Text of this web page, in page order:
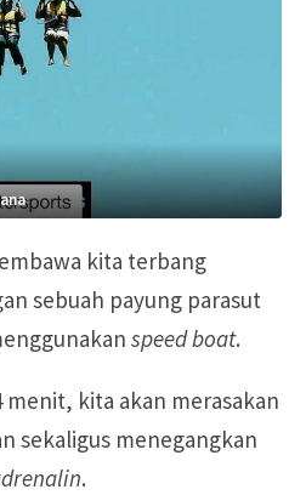
kita terbang
sebuah payung parasut
speed boat.
menit, kita akan merasakan
sekaligus menegangkan
.